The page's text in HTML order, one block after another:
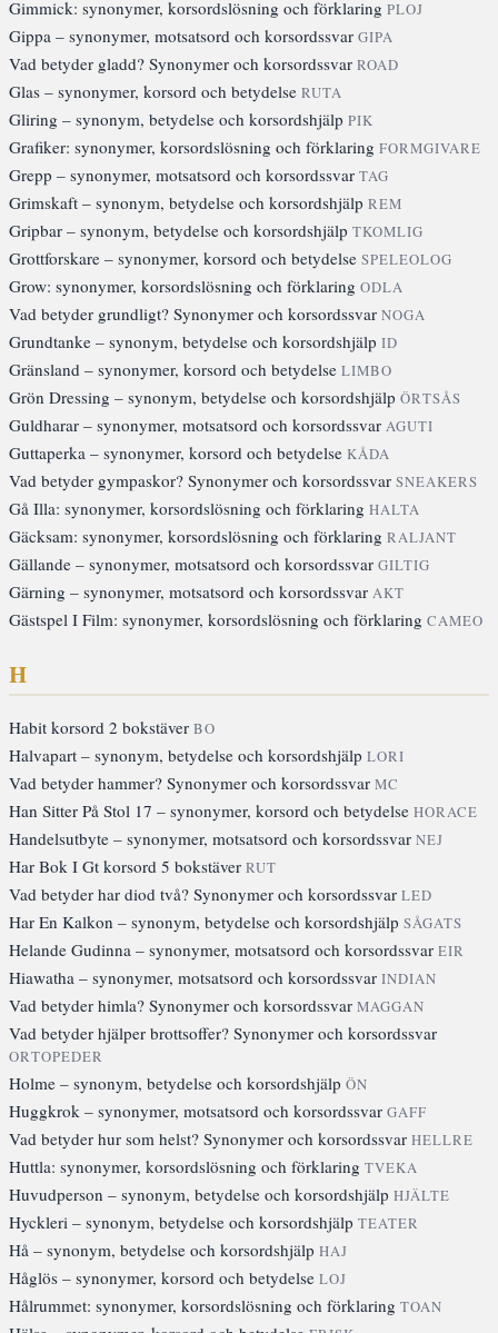
Gimmick: synonymer, korsordslösning och förklaring PLOJ
Gippa – synonymer, motsatsord och korsordssvar GIPA
Vad betyder gladd? Synonymer och korsordssvar ROAD
Glas – synonymer, korsord och betydelse RUTA
Gliring – synonym, betydelse och korsordshjälp PIK
Grafiker: synonymer, korsordslösning och förklaring FORMGIVARE
Grepp – synonymer, motsatsord och korsordssvar TAG
Grimskaft – synonym, betydelse och korsordshjälp REM
Gripbar – synonym, betydelse och korsordshjälp TKOMLIG
Grottforskare – synonymer, korsord och betydelse SPELEOLOG
Grow: synonymer, korsordslösning och förklaring ODLA
Vad betyder grundligt? Synonymer och korsordssvar NOGA
Grundtanke – synonym, betydelse och korsordshjälp ID
Gränsland – synonymer, korsord och betydelse LIMBO
Grön Dressing – synonym, betydelse och korsordshjälp ÖRTSÅS
Guldharar – synonymer, motsatsord och korsordssvar AGUTI
Guttaperka – synonymer, korsord och betydelse KÅDA
Vad betyder gympaskor? Synonymer och korsordssvar SNEAKERS
Gå Illa: synonymer, korsordslösning och förklaring HALTA
Gäcksam: synonymer, korsordslösning och förklaring RALJANT
Gällande – synonymer, motsatsord och korsordssvar GILTIG
Gärning – synonymer, motsatsord och korsordssvar AKT
Gästspel I Film: synonymer, korsordslösning och förklaring CAMEO
H
Habit korsord 2 bokstäver BO
Halvapart – synonym, betydelse och korsordshjälp LORI
Vad betyder hammer? Synonymer och korsordssvar MC
Han Sitter På Stol 17 – synonymer, korsord och betydelse HORACE
Handelsutbyte – synonymer, motsatsord och korsordssvar NEJ
Har Bok I Gt korsord 5 bokstäver RUT
Vad betyder har diod två? Synonymer och korsordssvar LED
Har En Kalkon – synonym, betydelse och korsordshjälp SÅGATS
Helande Gudinna – synonymer, motsatsord och korsordssvar EIR
Hiawatha – synonymer, motsatsord och korsordssvar INDIAN
Vad betyder himla? Synonymer och korsordssvar MAGGAN
Vad betyder hjälper brottsoffer? Synonymer och korsordssvar
ORTOPEDER
Holme – synonym, betydelse och korsordshjälp ÖN
Huggkrok – synonymer, motsatsord och korsordssvar GAFF
Vad betyder hur som helst? Synonymer och korsordssvar HELLRE
Huttla: synonymer, korsordslösning och förklaring TVEKA
Huvudperson – synonym, betydelse och korsordshjälp HJÄLTE
Hyckleri – synonym, betydelse och korsordshjälp TEATER
Hå – synonym, betydelse och korsordshjälp HAJ
Håglös – synonymer, korsord och betydelse LOJ
Hålrummet: synonymer, korsordslösning och förklaring TOAN